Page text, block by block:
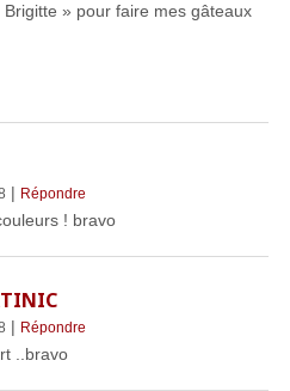
Brigitte » pour faire mes gâteaux
| Répondre
! bravo
| Répondre
..bravo